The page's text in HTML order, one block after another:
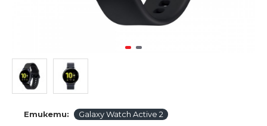
Етикети: Galaxy Watch Active 2